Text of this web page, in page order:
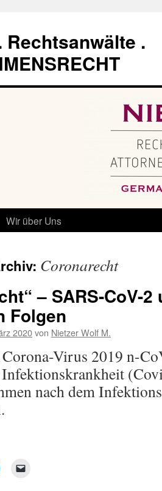
Rechtsanwälte .
Wir über Uns
Coronarecht
– SARS-CoV-2
Folgen
2020von Nietzer Wolf M.
Corona-Virus 2019 n-
nach dem